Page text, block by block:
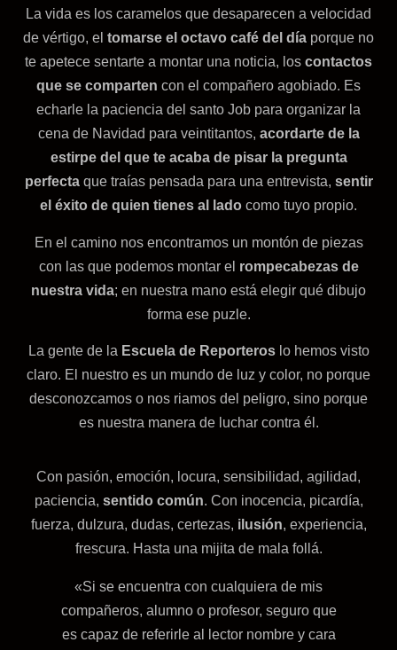
La vida es los caramelos que desaparecen a velocidad
de vértigo, el tomarse el octavo café del día porque no
te apetece sentarte a montar una noticia, los contactos
que se comparten con el compañero agobiado. Es
echarle la paciencia del santo Job para organizar la
cena de Navidad para veintitantos, acordarte de la
estirpe del que te acaba de pisar la pregunta
perfectaque traías pensada para una entrevista, sentir
el éxito de quien tienes al lado como tuyo propio.
En el camino nos encontramos un montón de piezas
con las que podemos montar el rompecabezas de
nuestra vida; en nuestra mano está elegir qué dibujo
forma ese puzle.
La gente de la Escuela de Reporteroslo hemos visto
claro. El nuestro es un mundo de luz y color, no porque
desconozcamos o nos riamos del peligro, sino porque
es nuestra manera de luchar contra él.
Con pasión, emoción, locura, sensibilidad, agilidad,
paciencia, sentido común. Con inocencia, picardía,
fuerza, dulzura, dudas, certezas, ilusión, experiencia,
frescura. Hasta una mijita de mala follá.
«Si se encuentra con cualquiera de mis
compañeros, alumno o profesor, seguro que
es capaz de referirle al lector nombre y cara